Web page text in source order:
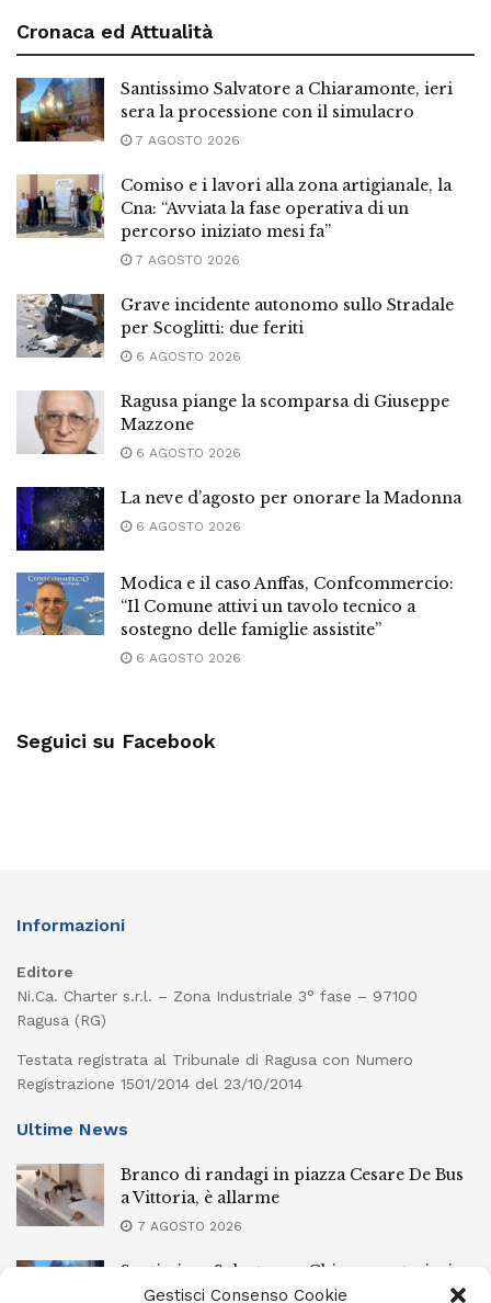
Gestisci Consenso Cookie
Cronaca ed Attualità
Santissimo Salvatore a Chiaramonte, ieri
sera la processione con il simulacro
7 AGOSTO 2026
Comiso e i lavori alla zona artigianale, la
Cna: “Avviata la fase operativa di un
percorso iniziato mesi fa”
7 AGOSTO 2026
Grave incidente autonomo sullo Stradale
per Scoglitti: due feriti
6 AGOSTO 2026
Ragusa piange la scomparsa di Giuseppe
Mazzone
6 AGOSTO 2026
La neve d’agosto per onorare la Madonna
6 AGOSTO 2026
Modica e il caso Anffas, Confcommercio:
“Il Comune attivi un tavolo tecnico a
sostegno delle famiglie assistite”
6 AGOSTO 2026
Seguici su Facebook
Informazioni
Editore
Ni.Ca. Charter s.r.l. – Zona Industriale 3° fase – 97100
Ragusa (RG)
Testata registrata al Tribunale di Ragusa con Numero
Registrazione 1501/2014 del 23/10/2014
Ultime News
Branco di randagi in piazza Cesare De Bus
a Vittoria, è allarme
7 AGOSTO 2026
Santissimo Salvatore a Chiaramonte, ieri
sera la processione con il simulacro